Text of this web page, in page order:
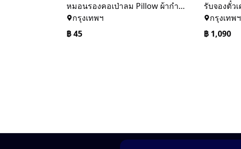
หมอนรองคอเป่าลม Pillow ผ้ากำมะหยี่ พร้อมสกรีนโลโก้ 0816484576
กรุงเทพฯ
฿45
กรุงเทพฯ
฿ 1,090